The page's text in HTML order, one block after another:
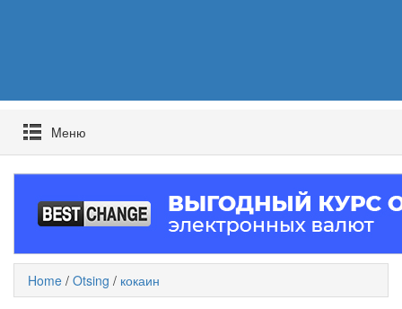
Mеню
Home / Otsing / кокаин